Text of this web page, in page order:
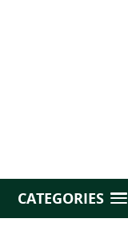
CATEGORIES